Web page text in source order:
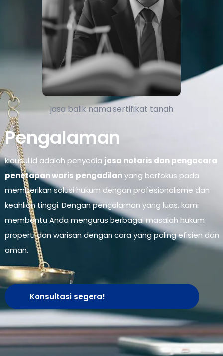
jasa balik nama sertifikat tanah
Pengalaman
klausul.id adalah penyedia jasa notaris dan pengacara
penetapan waris pengadilanyang berfokus pada
memberikan solusi hukum dengan profesionalisme dan
keahlian tinggi. Dengan pengalaman yang luas, kami
membantu Anda mengurus berbagai masalah hukum
properti dan warisan dengan cara yang paling efisien dan
aman.
Konsultasi segera!